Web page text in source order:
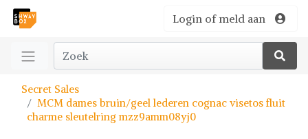
Login of meld aan
Secret Sales
MCM dames bruin/geel lederen cognac visetos fluit
charme sleutelring mzz9amm08yj0